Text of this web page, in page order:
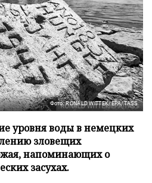
Фото: RONALD WITTEK/EPA/TASS
уровня воды в немецких
зловещих
напоминающих о
засухах.